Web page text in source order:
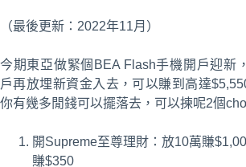
（最後更新：2022年11月）
今期東亞做緊個BEA Flash手機開戶迎新
戶再放埋新資金入去，可以賺到高達
你有幾多閒錢可以擺落去，可以揀呢2個
開Supreme至尊理財：放10萬賺
賺$350